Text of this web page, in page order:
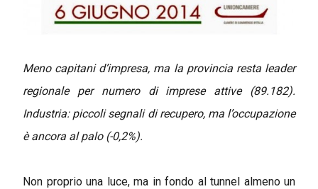
Meno capitani d’impresa, ma la provincia resta leader
regionale per numero di imprese attive (89.182).
Industria: piccoli segnali di recupero, ma l’occupazione
è ancora al palo (-0,2%).
Non proprio una luce, ma in fondo al tunnel almeno un